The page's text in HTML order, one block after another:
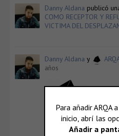
Danny Aldana publicó
COMO RECEPTOR Y
VICTIMA DEL
Danny Aldana y
años
ARQA